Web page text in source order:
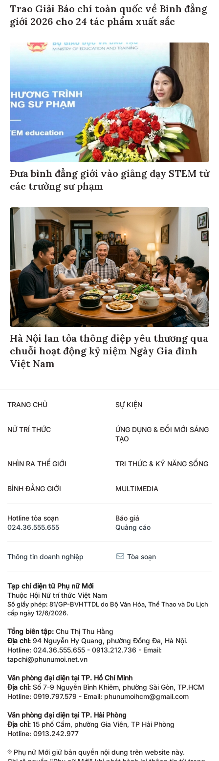
Trao Giải Báo chí toàn quốc về Bình đẳng
giới 2026 cho 24 tác phẩm xuất sắc
Đưa bình đẳng giới vào giảng dạy STEM từ
các trường sư phạm
Hà Nội lan tỏa thông điệp yêu thương qua
chuỗi hoạt động kỷ niệm Ngày Gia đình
Việt Nam
TRANG CHỦ SỰ KIỆN
NỮ TRÍ THỨC
ỨNG DỤNG & ĐỔI MỚI SÁNG
TẠO
NHÌN RA THẾ GIỚI TRI THỨC & KỸ NĂNG SỐNG
BÌNH ĐẲNG GIỚI MULTIMEDIA
Hotline tòa soạn
024.36.555.655
Báo giá
Quảng cáo
Thông tin doanh nghiệp Tòa soạn
Tạp chí điện tử Phụ nữ Mới
Thuộc Hội Nữ trí thức Việt Nam
Số giấy phép: 81/GP-BVHTTDL do Bộ Văn Hóa, Thể Thao và Du Lịch
cấp ngày 12/6/2026.
Tổng biên tập: Chu Thị Thu Hằng
Địa chỉ: 94 Nguyễn Hy Quang, phường Đống Đa, Hà Nội.
Hotline: 024.36.555.655 - 0913.212.736 - Email:
tapchi@phunumoi.net.vn
Văn phòng đại diện tại TP. Hồ Chí Minh
Địa chỉ: Số 7-9 Nguyễn Bỉnh Khiêm, phường Sài Gòn, TP.HCM
Hotline: 0919.797.579 - Email: phunumoihcm@gmail.com
Văn phòng đại diện tại TP. Hải Phòng
Địa chỉ: 15 phố Cấm, phường Gia Viên, TP Hải Phòng
Hotline: 0913.242.977
® Phụ nữ Mới giữ bản quyền nội dung trên website này.